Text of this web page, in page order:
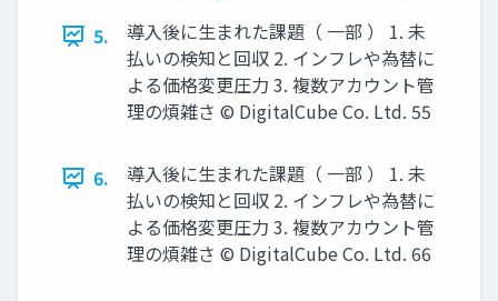
5.
導⼊後に⽣まれた課題（ ⼀部 ） 1. 未
払いの検知と回収 2. インフレや為替に
よる価格変更圧⼒ 3. 複数アカウント管
理の煩雑さ © DigitalCube Co. Ltd. 55
6.
導⼊後に⽣まれた課題（ ⼀部 ） 1. 未
払いの検知と回収 2. インフレや為替に
よる価格変更圧⼒ 3. 複数アカウント管
理の煩雑さ © DigitalCube Co. Ltd. 66